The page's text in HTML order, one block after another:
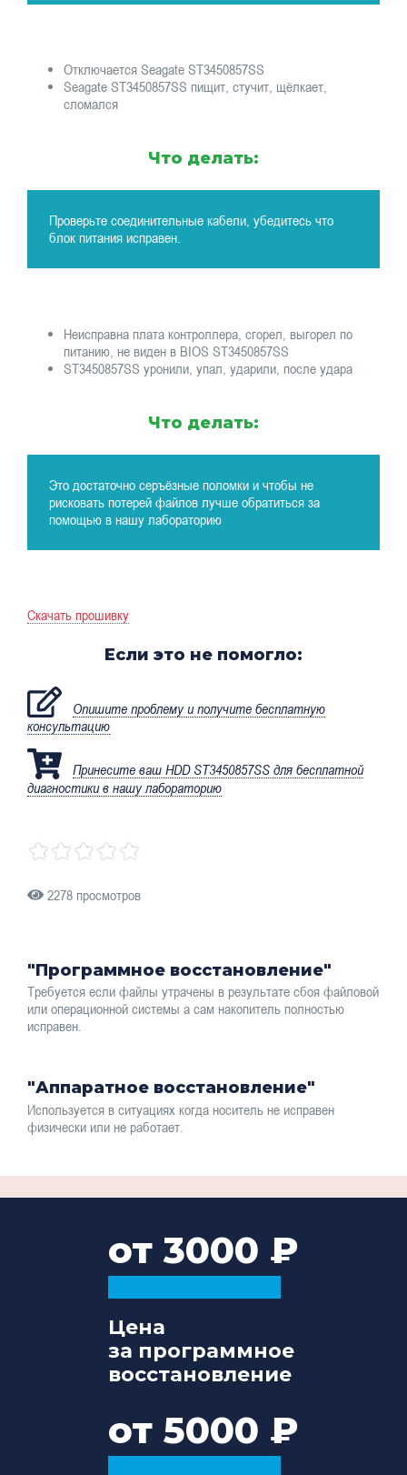
Отключается Seagate ST3450857SS
Seagate ST3450857SS пищит, стучит, щёлкает,
сломался
Что делать:
Проверьте соединительные кабели, убедитесь что
блок питания исправен.
Неисправна плата контроллера, сгорел, выгорел по
питанию, не виден в BIOS ST3450857SS
ST3450857SS уронили, упал, ударили, после удара
Что делать:
Это достаточно серъёзные поломки и чтобы не
рисковать потерей файлов лучше обратиться за
помощью в нашу лабораторию
Скачать прошивку
Если это не помогло:
Опишите проблему и получите бесплатную
консультацию
Принесите ваш HDD ST3450857SS для бесплатной
диагностики в нашу лабораторию
2278 просмотров
"Программное восстановление"
Требуется если файлы утрачены в результате сбоя файловой
или операционной системы а сам накопитель полностью
исправен.
"Аппаратное восстановление"
Используется в ситуациях когда носитель не исправен
физически или не работает.
от 3000
Цена
за программное
восстановление
от 5000